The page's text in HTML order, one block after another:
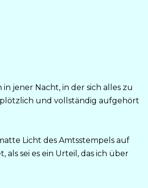
jener Nacht, in der sich alles zu
und vollständig aufgehört
Licht des Amtsstempels auf
sei es ein Urteil, das ich über